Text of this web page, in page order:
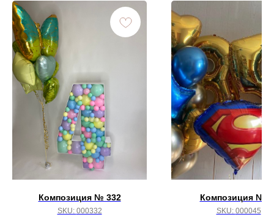
Композиция № 332
SKU: 000332
Композиция №
SKU: 000045